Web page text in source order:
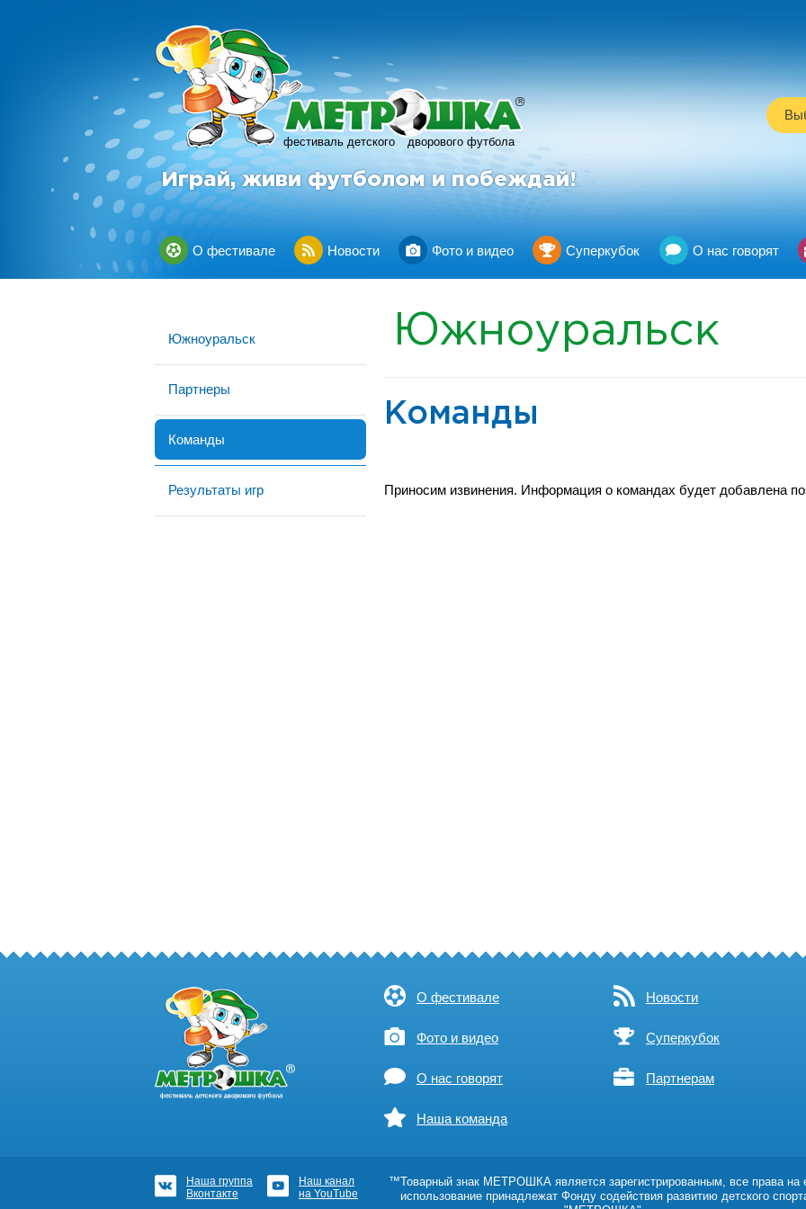
фестиваль детского дворового футбола
R
Играй, живи футболом и побеждай!
О фестивале Новости Фото и видео Суперкубок О нас говорят
Южноуральск
Партнеры
Команды
Результаты игр
Южноуральск
Команды
Приносим извинения. Информация о командах будет добавлена
О фестивале Новости
Фото и видео Суперкубок
О нас говорят Партнерам
Наша команда
Наша группа
Вконтакте
Наш канал
на YouTube
™Товарный знак МЕТРОШКА является зарегистрированным, все права на
использование принадлежат Фонду содействия развитию детского